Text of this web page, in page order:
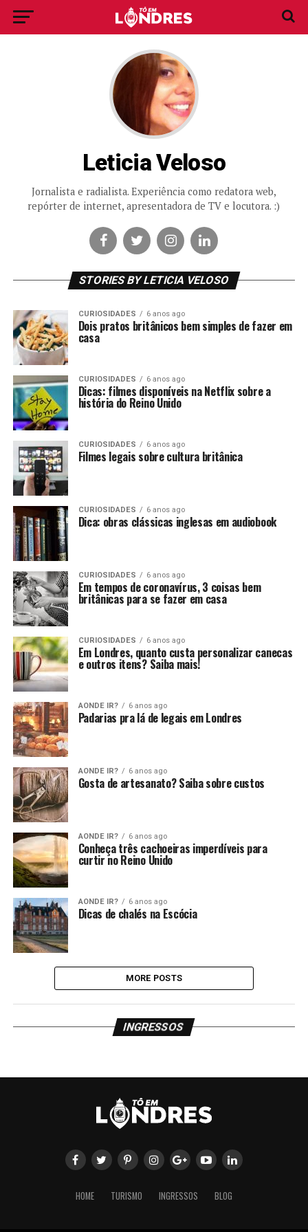
Leticia Veloso
Jornalista e radialista. Experiência como redatora web,
repórter de internet, apresentadora de TV e locutora. :)
STORIES BY LETICIA VELOSO
CURIOSIDADES 6 anos ago
Dois pratos britânicos bem simples de fazer em
casa
CURIOSIDADES 6 anos ago
Dicas: filmes disponíveis na Netflix sobre a
história do Reino Unido
CURIOSIDADES 6 anos ago
Filmes legais sobre cultura britânica
CURIOSIDADES 6 anos ago
Dica: obras clássicas inglesas em audiobook
CURIOSIDADES 6 anos ago
Em tempos de coronavírus, 3 coisas bem
britânicas para se fazer em casa
CURIOSIDADES 6 anos ago
Em Londres, quanto custa personalizar canecas
e outros itens? Saiba mais!
AONDE IR? 6 anos ago
Padarias pra lá de legais em Londres
AONDE IR? 6 anos ago
Gosta de artesanato? Saiba sobre custos
AONDE IR? 6 anos ago
Conheça três cachoeiras imperdíveis para
curtir no Reino Unido
AONDE IR? 6 anos ago
Dicas de chalés na Escócia
MORE POSTS
INGRESSOS
HOME TURISMO INGRESSOS BLOG